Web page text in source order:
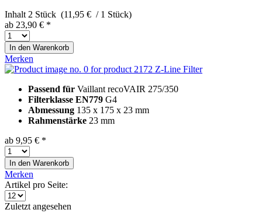
Inhalt 2 Stück (11,95 € / 1 Stück)
ab 23,90 € *
In den Warenkorb
Merken
Z-Line Filter
Passend für Vaillant recoVAIR 275/350
Filterklasse EN779 G4
Abmessung 135 x 175 x 23 mm
Rahmenstärke 23 mm
ab 9,95 € *
In den Warenkorb
Merken
Artikel pro Seite:
Zuletzt angesehen